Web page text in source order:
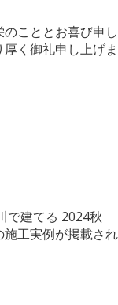
こととお喜び申し
く御礼申し上げま
で建てる 2024秋
工実例が掲載され